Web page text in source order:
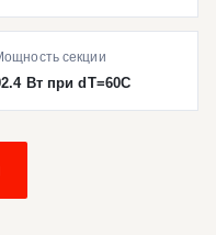
секции
Вт при dT=60C